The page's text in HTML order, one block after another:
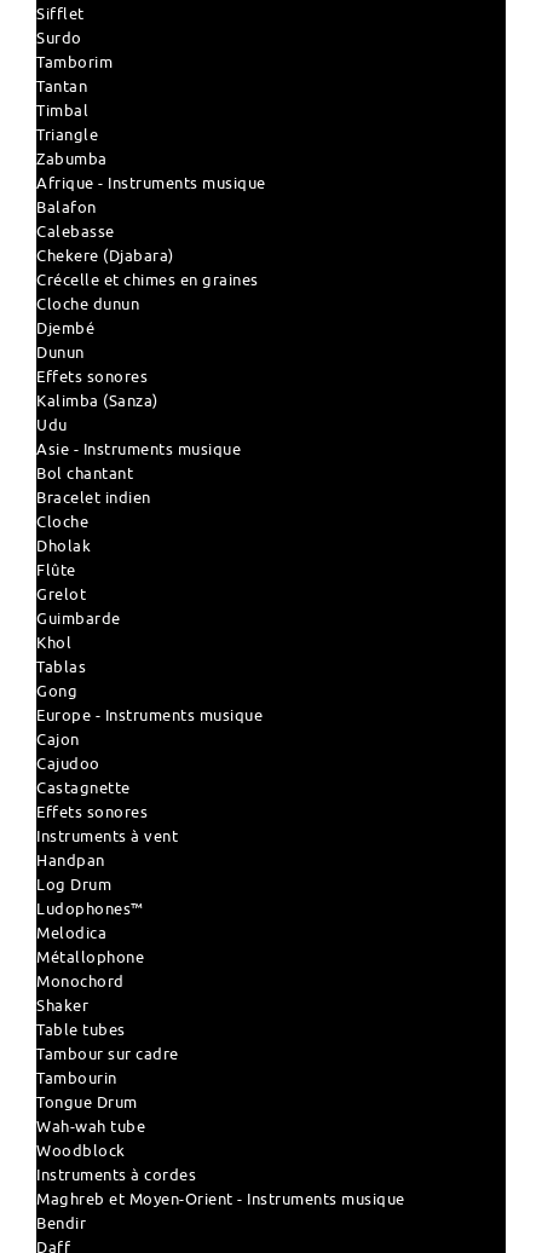
Sifflet
Surdo
Tamborim
Tantan
Timbal
Triangle
Zabumba
Afrique - Instruments musique
Balafon
Calebasse
Chekere (Djabara)
Crécelle et chimes en graines
Cloche dunun
Djembé
Dunun
Effets sonores
Kalimba (Sanza)
Udu
Asie - Instruments musique
Bol chantant
Bracelet indien
Cloche
Dholak
Flûte
Grelot
Guimbarde
Khol
Tablas
Gong
Europe - Instruments musique
Cajon
Cajudoo
Castagnette
Effets sonores
Instruments à vent
Handpan
Log Drum
Ludophones™
Melodica
Métallophone
Monochord
Shaker
Table tubes
Tambour sur cadre
Tambourin
Tongue Drum
Wah-wah tube
Woodblock
Instruments à cordes
Maghreb et Moyen-Orient - Instruments musique
Bendir
Daff